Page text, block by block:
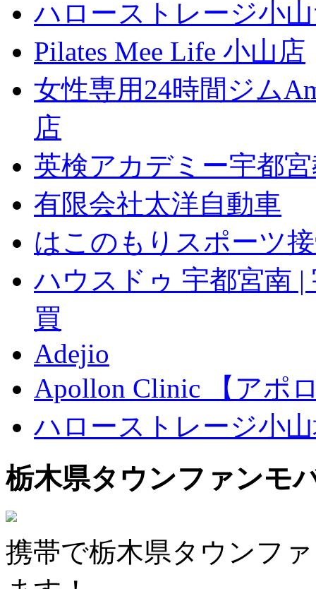
ハローストレージ小
Pilates Mee Life 小山店
女性専用24時間ジム
店
英検アカデミー宇都
有限会社太洋自動車
はこのもりスポーツ
ハウスドゥ 宇都宮南 |
買
Adejio
Apollon Clinic 【アポ
ハローストレージ小
栃木県タウンファンモ
携帯で栃木県タウンフ